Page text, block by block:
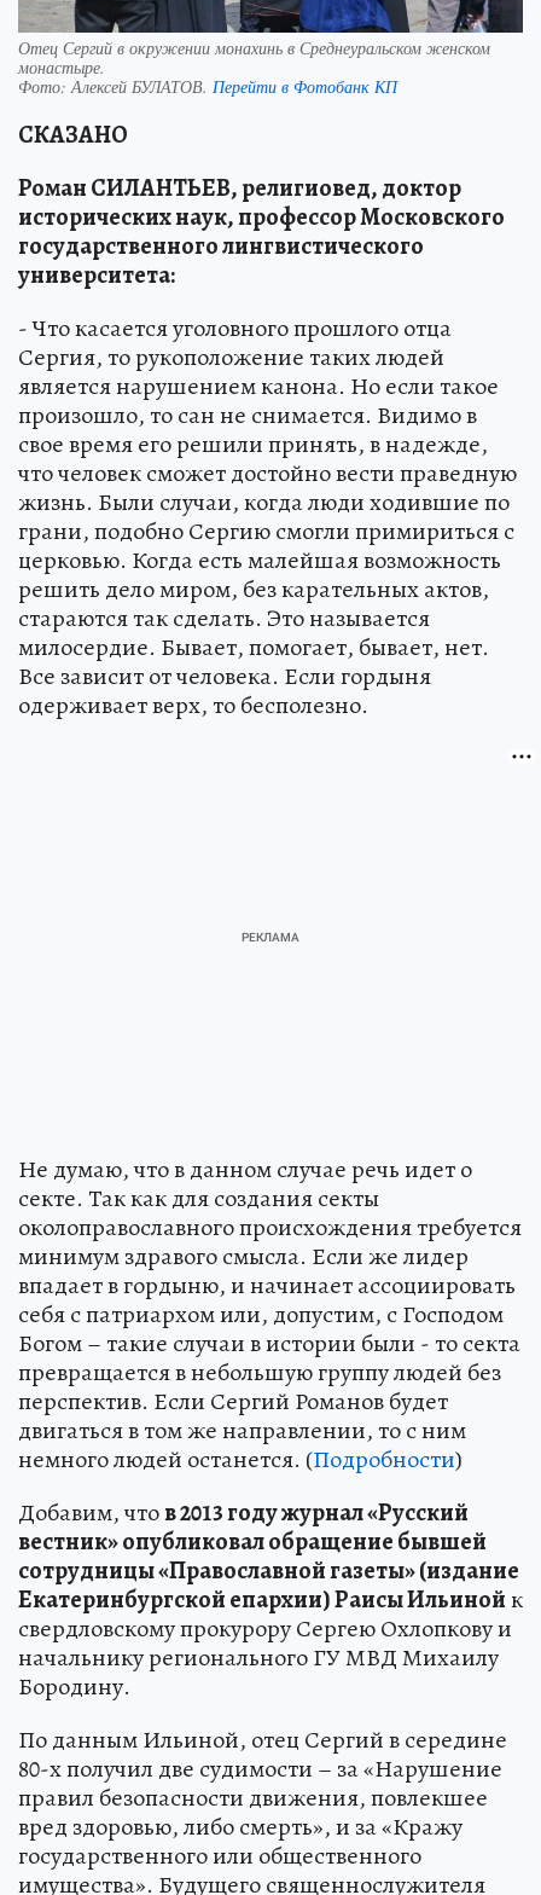
Отец Сергий в окружении монахинь в Среднеуральском женском
монастыре.
Фото:Алексей БУЛАТОВ. Перейти в Фотобанк КП
СКАЗАНО
Роман СИЛАНТЬЕВ, религиовед, доктор
исторических наук, профессор Московского
государственного лингвистического
университета:
- Что касается уголовного прошлого отца
Сергия, то рукоположение таких людей
является нарушением канона. Но если такое
произошло, то сан не снимается. Видимо в
свое время его решили принять, в надежде,
что человек сможет достойно вести праведную
жизнь. Были случаи, когда люди ходившие по
грани, подобно Сергию смогли примириться с
церковью. Когда есть малейшая возможность
решить дело миром, без карательных актов,
стараются так сделать. Это называется
милосердие. Бывает, помогает, бывает, нет.
Все зависит от человека. Если гордыня
одерживает верх, то бесполезно.
Не думаю, что в данном случае речь идет о
секте. Так как для создания секты
околоправославного происхождения требуется
минимум здравого смысла. Если же лидер
впадает в гордыню, и начинает ассоциировать
себя с патриархом или, допустим, с Господом
Богом – такие случаи в истории были - то секта
превращается в небольшую группу людей без
перспектив. Если Сергий Романов будет
двигаться в том же направлении, то с ним
немного людей останется. (Подробности)
Добавим, чтов 2013 году журнал «Русский
вестник» опубликовал обращение бывшей
сотрудницы «Православной газеты» (издание
Екатеринбургской епархии) Раисы Ильинойк
свердловскому прокурору Сергею Охлопкову и
начальнику регионального ГУ МВД Михаилу
Бородину.
По данным Ильиной, отец Сергий в середине
80-х получил две судимости – за «Нарушение
правил безопасности движения, повлекшее
вред здоровью, либо смерть», и за «Кражу
государственного или общественного
имущества». Будущего священнослужителя